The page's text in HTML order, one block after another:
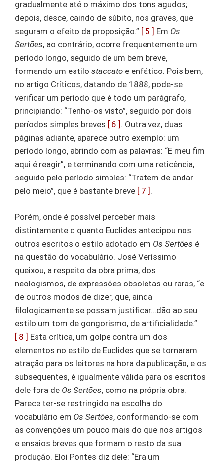
gradualmente até o máximo dos tons agudos;
depois, desce, caindo de súbito, nos graves, que
seguram o efeito da proposição.” [ 5 ] Em Os
Sertões, ao contrário, ocorre frequentemente um
período longo, seguido de um bem breve,
formando um estilo staccato e enfático. Pois bem,
no artigo Críticos, datando de 1888, pode-se
verificar um período que é todo um parágrafo,
principiando: “Tenho-os visto”, seguido por dois
períodos simples breves [ 6 ] . Outra vez, duas
páginas adiante, aparece outro exemplo: um
período longo, abrindo com as palavras: “E meu fim
aqui é reagir”, e terminando com uma reticência,
seguido pelo período simples: “Tratem de andar
pelo meio”, que é bastante breve [ 7 ] .
Porém, onde é possível perceber mais
distintamente o quanto Euclides antecipou nos
outros escritos o estilo adotado em Os Sertões é
na questão do vocabulário. José Veríssimo
queixou, a respeito da obra prima, dos
neologismos, de expressões obsoletas ou raras, “e
de outros modos de dizer, que, ainda
filologicamente se possam justificar…dão ao seu
estilo um tom de gongorismo, de artificialidade.”
[ 8 ] Esta crítica, um golpe contra um dos
elementos no estilo de Euclides que se tornaram
atração para os leitores na hora da publicação, e os
subsequentes, é igualmente válida para os escritos
dele fora de Os Sertões, como na própria obra.
Parece ter-se restringido na escolha do
vocabulário em Os Sertões, conformando-se com
as convenções um pouco mais do que nos artigos
e ensaios breves que formam o resto da sua
produção. Eloi Pontes diz dele: “Era um